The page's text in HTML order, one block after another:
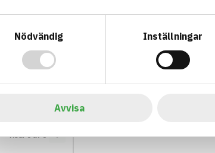
Nödvändig
Inställningar
Avvisa
0 av 0
Visar 0 av 0